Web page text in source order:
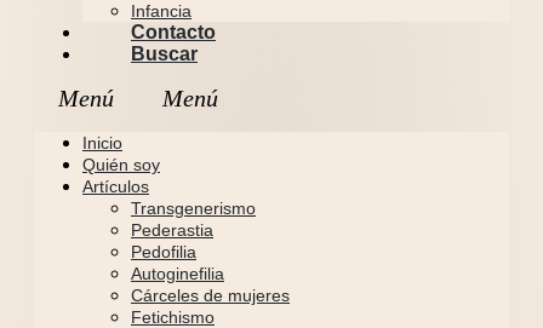
Infancia
Contacto
Buscar
Inicio
Quién soy
Artículos
Transgenerismo
Pederastia
Pedofilia
Autoginefilia
Cárceles de mujeres
Fetichismo